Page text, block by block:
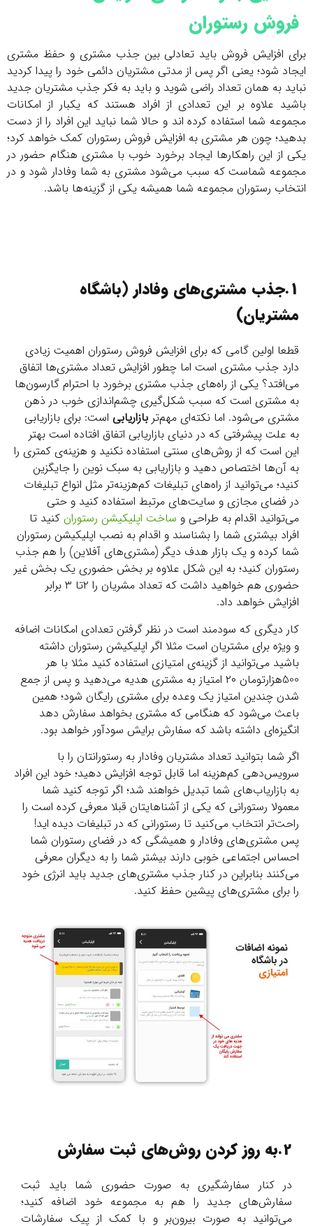
فروش رستوران
برای افزایش فروش باید تعادلی بین جذب مشتری و حفظ مشتری
ایجاد شود؛ یعنی اگر پس از مدتی مشتریان دائمی خود را پیدا کردید
نباید به همان تعداد راضی شوید و باید به فکر جذب مشتریان جدید
باشید علاوه بر این تعدادی از افراد هستند که یکبار از امکانات
مجموعه شما استفاده کرده اند و حالا شما نباید این افراد را از دست
بدهید؛ چون هر مشتری به افزایش فروش رستوران کمک خواهد کرد؛
یکی از این راهکارها ایجاد برخورد خوب با مشتری هنگام حضور در
مجموعه شماست که سبب می‌شود مشتری به شما وفادار شود و در
انتخاب رستوران مجموعه شما همیشه یکی از گزینه‌ها باشد.
1.جذب مشتری‌های وفادار (باشگاه
مشتریان)
قطعا اولین گامی که برای افزایش فروش رستوران اهمیت زیادی
دارد جذب مشتری است اما چطور افزایش تعداد مشتری‌ها اتفاق
می‌افتد؟ یکی از راه‌های جذب مشتری برخورد با احترام گارسون‌ها
به مشتری‌ است که سبب شکل‌گیری چشم‌‌اندازی خوب در ذهن
مشتری می‌شود. اما نکته‌ای مهم‌تر بازاریابی است: برای بازاریابی
به علت پیشرفتی که در دنیای بازاریابی اتفاق افتاده است بهتر
این است که از روش‌های سنتی استفاده نکنید و هزینه‌ی کمتری را
به آن‌ها اختصاص دهید و بازاریابی به سبک نوین را جایگزین
کنید؛ می‌توانید از راه‌های تبلیغات کم‌هزینه‌تر مثل انواع تبلیغات
در فضای مجازی و سایت‌های مرتبط استفاده کنید و حتی
می‌توانید اقدام به طراحی و ساخت اپلیکیشن رستوران کنید تا
افراد بیشتری شما را بشناسند و اقدام به نصب اپلیکیشن رستوران
شما کرده و یک بازار هدف دیگر (مشتری‌های آفلاین) را هم جذب
رستوران کنید؛ به این شکل علاوه بر بخش حضوری یک بخش غیر
حضوری هم خواهید داشت که تعداد مشریان را ۲تا ۳ برابر
افزایش خواهد داد.
کار دیگری که سودمند است در نظر گرفتن تعدادی امکانات اضافه
و ویژه برای مشتریان است مثلا اگر اپلیکیشن رستوران داشته
باشید می‌توانید از گزینه‌ی امتیازی استفاده کنید مثلا با هر
500هزارتومان ۲۰ امتیاز به مشتری هدیه می‌دهید و پس از جمع
شدن چندین امتیاز یک وعده برای مشتری رایگان شود؛ همین
باعث می‌شود که هنگامی که مشتری بخواهد سفارش دهد
انگیزه‌ای داشته باشد که سفارش برایش سودآور خواهد بود.
اگر شما بتوانید تعداد مشتریان وفادار به رستورانتان را با
سرویس‌دهی‌ کم‌هزینه اما قابل توجه افزایش دهید؛ خود این افراد
به بازاریاب‌های شما تبدیل خواهند شد؛ اگر توجه کنید شما
معمولا رستورانی که یکی از آشناهایتان قبلا معرفی کرده است را
راحت‌تر انتخاب می‌کنید تا رستورانی که در تبلیغات دیده اید!
پس مشتری‌های وفادار و همیشگی که در فضای رستوران شما
احساس اجتماعی خوبی دارند بیشتر شما را به دیگران معرفی
می‌کنند بنابراین در کنار جذب مشتری‌های جدید باید انرژی خود
را برای مشتری‌های پیشین حفظ کنید.
2.به روز کردن روش‌های ثبت سفارش
در کنار سفارشگیری به صورت حضوری شما باید ثبت
سفارش‌های جدید را هم به مجموعه خود اضافه کنید؛
می‌توانید به صورت بیرون‌بر و با کمک از پیک سفارشات